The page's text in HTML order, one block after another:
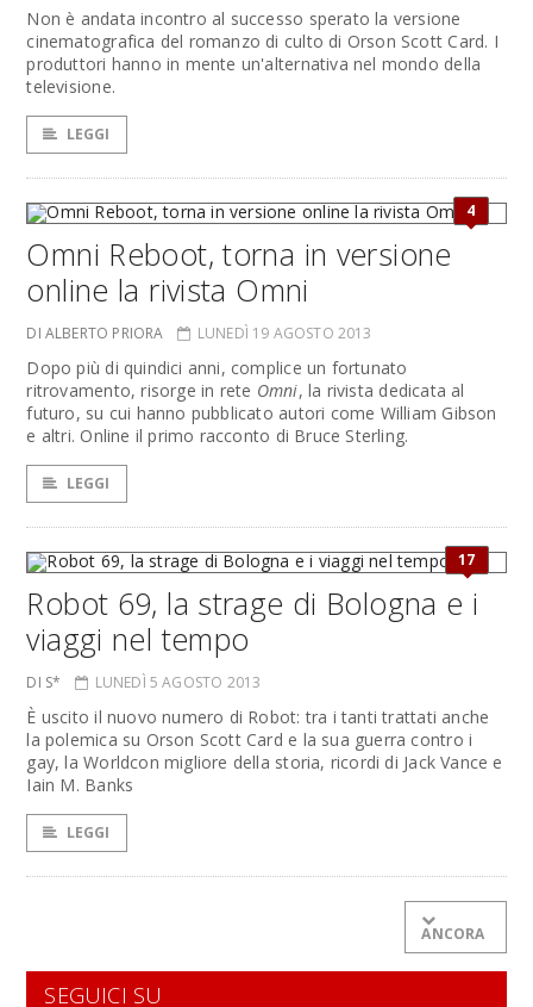
Non è andata incontro al successo sperato la versione
cinematografica del romanzo di culto di Orson Scott Card. I
produttori hanno in mente un'alternativa nel mondo della
televisione.
LEGGI
4
Omni Reboot, torna in versione
online la rivista Omni
DI ALBERTO PRIORA LUNEDÌ 19 AGOSTO 2013
Dopo più di quindici anni, complice un fortunato
ritrovamento, risorge in rete Omni, la rivista dedicata al
futuro, su cui hanno pubblicato autori come William Gibson
e altri. Online il primo racconto di Bruce Sterling.
LEGGI
17
Robot 69, la strage di Bologna e i
viaggi nel tempo
DI S* LUNEDÌ 5 AGOSTO 2013
È uscito il nuovo numero di Robot: tra i tanti trattati anche
la polemica su Orson Scott Card e la sua guerra contro i
gay, la Worldcon migliore della storia, ricordi di Jack Vance e
Iain M. Banks
LEGGI
ANCORA
SEGUICI SU